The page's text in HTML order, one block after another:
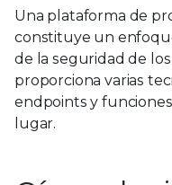
Una plataforma de
constituye un
de la seguridad de
proporciona varias
endpoints y
lugar.